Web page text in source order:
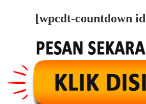
[wpcdt-countdown